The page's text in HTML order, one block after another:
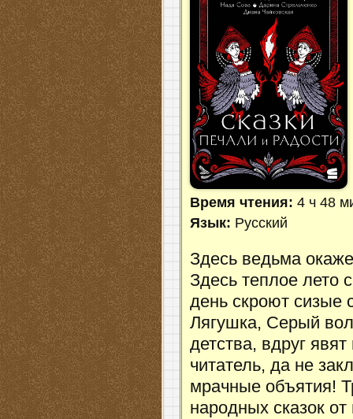
Время чтения:4 ч 48
Язык: Русский
Здесь ведьма
Здесь теплое лето
день скроют сизые
Лягушка, Серый
детства, вдруг
читатель, да не
мрачные объятия!
народных сказок